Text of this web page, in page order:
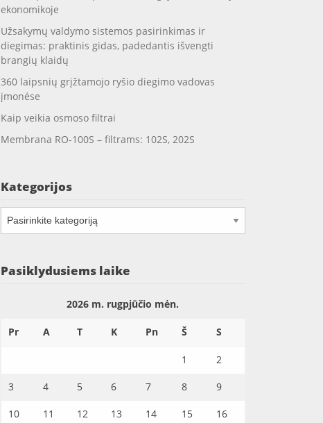
ekonomikoje
Užsakymų valdymo sistemos pasirinkimas ir
diegimas: praktinis gidas, padedantis išvengti
brangių klaidų
360 laipsnių grįžtamojo ryšio diegimo vadovas
įmonėse
Kaip veikia osmoso filtrai
Membrana RO-100S – filtrams: 102S, 202S
Kategorijos
Kategorijos
Pasiklydusiems laike
2026 m. rugpjūčio mėn.
Pr A T K Pn Š S
1 2
3 4 5 6 7 8 9
10 11 12 13 14 15 16